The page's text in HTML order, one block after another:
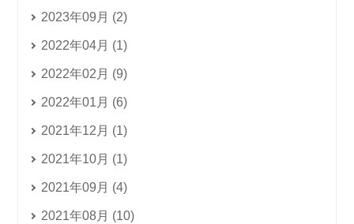
2023年09月 (2)
2022年04月 (1)
2022年02月 (9)
2022年01月 (6)
2021年12月 (1)
2021年10月 (1)
2021年09月 (4)
2021年08月 (10)